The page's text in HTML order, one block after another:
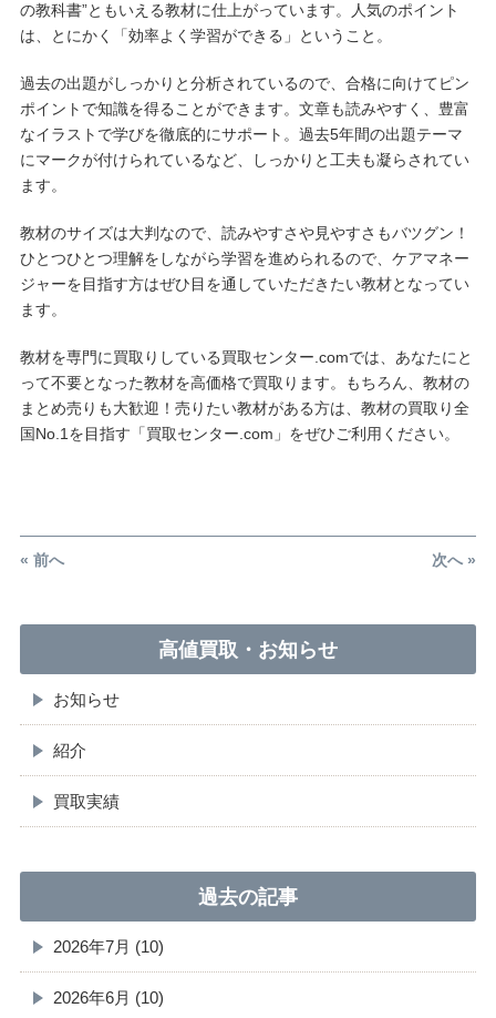
の教科書”ともいえる教材に仕上がっています。人気のポイント
は、とにかく「効率よく学習ができる」ということ。
過去の出題がしっかりと分析されているので、合格に向けてピン
ポイントで知識を得ることができます。文章も読みやすく、豊富
なイラストで学びを徹底的にサポート。過去5年間の出題テーマ
にマークが付けられているなど、しっかりと工夫も凝らされてい
ます。
教材のサイズは大判なので、読みやすさや見やすさもバツグン！
ひとつひとつ理解をしながら学習を進められるので、ケアマネー
ジャーを目指す方はぜひ目を通していただきたい教材となってい
ます。
教材を専門に買取りしている買取センター.comでは、あなたにと
って不要となった教材を高価格で買取ります。もちろん、教材の
まとめ売りも大歓迎！売りたい教材がある方は、教材の買取り全
国No.1を目指す「買取センター.com」をぜひご利用ください。
« 前へ 次へ »
高値買取・お知らせ
お知らせ
紹介
買取実績
過去の記事
2026年7月 (10)
2026年6月 (10)